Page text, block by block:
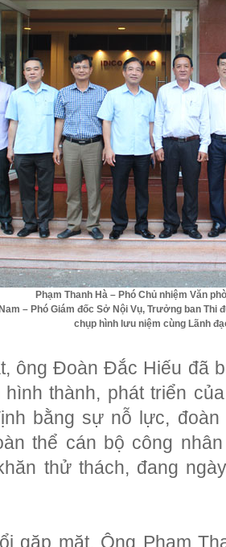
Phạm Thanh Hà – Phó Chủ nhiệm Văn
– Phó Giám đốc Sở Nội Vụ, Trưởng ban Thi
chụp hình lưu niệm cùng Lãnh
ông Đoàn Đắc Hiếu đã
thành, phát triển
bằng sự nỗ lực,
thể cán bộ công
thử thách, đang
gặp mặt, Ông Phạm